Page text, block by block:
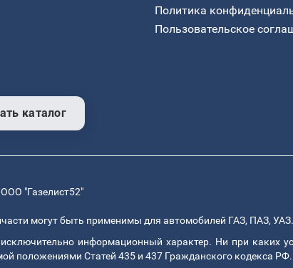
Политика
Пользовательское
каталог
"Газелист52"
могут быть применимы для автомобилей ГАЗ, ПАЗ,
информационный характер. Ни при каких
положениями Статей 435 и 437 Гражданского кодекса РФ.